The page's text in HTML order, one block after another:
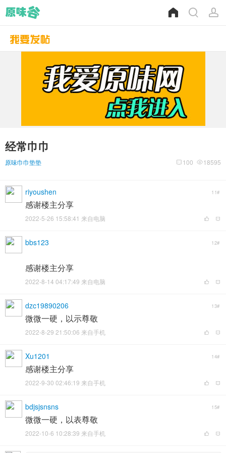
经常巾巾
原味巾巾垫垫 18595
100
riyoushen 11#
感谢楼主分享
2022-5-26 15:58:41 来自电脑
bbs123 12#
感谢楼主分享
2022-8-14 04:17:49 来自电脑
dzc19890206 13#
微微一硬，以示尊敬
2022-8-29 21:50:06 来自手机
Xu1201 14#
感谢楼主分享
2022-9-30 02:46:19 来自手机
bdjsjsnsns 15#
微微一硬，以表尊敬
2022-10-6 10:28:39 来自手机